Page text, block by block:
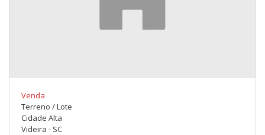
Venda
Terreno / Lote
Cidade Alta
Videira - SC